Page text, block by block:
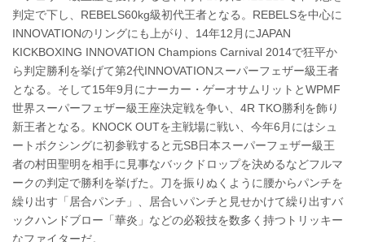
判定で下し、REBELS60kg級初代王者となる。REBELSを中心に
INNOVATIONのリングにも上がり、14年12月にJAPAN
KICKBOXING INNOVATION Champions Carnival 2014で狂平か
ら判定勝利を挙げて第2代INNOVATIONスーパーフェザー級王者
となる。そして15年9月にナーカー・ゲーオサムリットとWPMF
世界スーパーフェザー級王座決定戦を争い、4R TKO勝利を飾り
新王者となる。KNOCK OUTを主戦場に戦い、今年6月にはシュ
ートボクシングに初参戦すると元SB日本スーパーフェザー級王
者の村田聖明を相手に見事なバックドロップを決めるなどフルマ
ークの判定で勝利を挙げた。刀を振りぬくように腰からパンチを
繰り出す「居合パンチ」、居合いパンチと見せかけて繰り出すバ
ックハンドブロー「華炎」などの必殺技を数多く持つトリッキー
なファイターだ。